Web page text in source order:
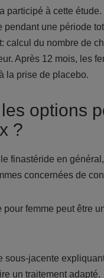
participé à cette
pendant une période
calcul du nombre de
Après 12 mois, les
la prise de placebo.
options
?
finastéride en
concernées de
pour femme peut être
sous-jacente
un traitement adapté.